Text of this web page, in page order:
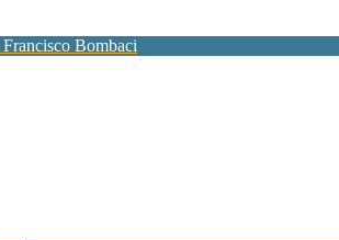
Francisco Bombaci